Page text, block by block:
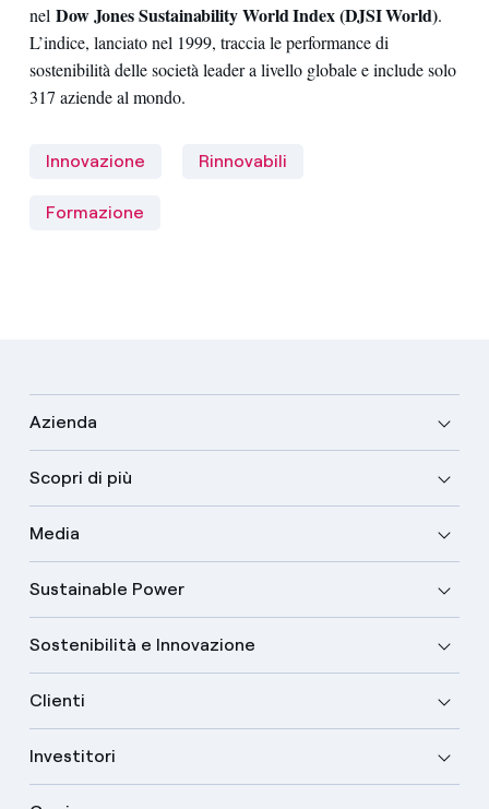
nel Dow Jones Sustainability World Index (DJSI World).
L’indice, lanciato nel 1999, traccia le performance di
sostenibilità delle società leader a livello globale e include solo
317 aziende al mondo.
Innovazione Rinnovabili
Formazione
Azienda
Scopri di più
Media
Sustainable Power
Sostenibilità e Innovazione
Clienti
Investitori